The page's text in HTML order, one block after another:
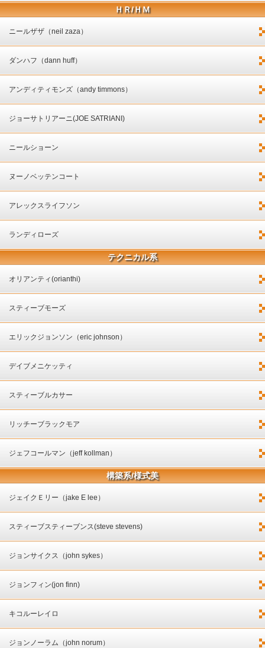
ＨＲ/ＨＭ
ニールザザ（neil zaza）
ダンハフ（dann huff）
アンディティモンズ（andy timmons）
ジョーサトリアーニ(JOE SATRIANI)
ニールショーン
ヌーノベッテンコート
アレックスライフソン
ランディローズ
テクニカル系
オリアンティ(orianthi)
スティーブモーズ
エリックジョンソン（eric johnson）
デイブメニケッティ
スティーブルカサー
リッチーブラックモア
ジェフコールマン（jeff kollman）
構築系/様式美
ジェイクＥリー（jake E lee）
スティーブスティーブンス(steve stevens)
ジョンサイクス（john sykes）
ジョンフィン(jon finn)
キコルーレイロ
ジョンノーラム（john norum）